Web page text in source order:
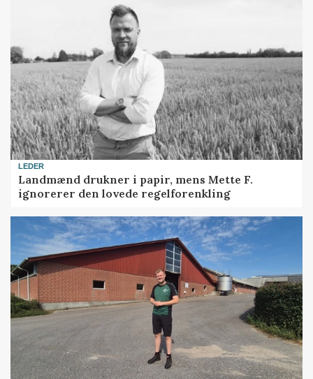
LEDER
Landmænd drukner i papir, mens Mette F.
ignorerer den lovede regelforenkling